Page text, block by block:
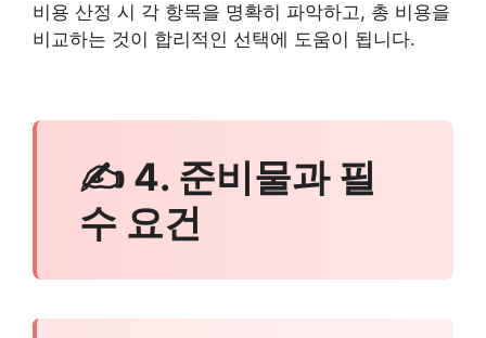
비용 산정 시 각 항목을 명확히 파악하고, 총 비용을
비교하는 것이 합리적인 선택에 도움이 됩니다.
✍ 4. 준비물과 필
수 요건